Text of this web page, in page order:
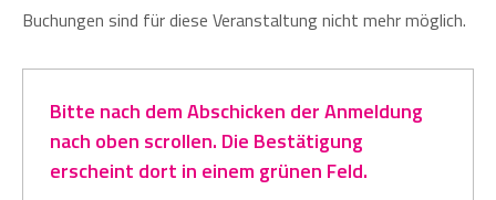
Buchungen sind für diese Veranstaltung nicht mehr möglich.
Bitte nach dem Abschicken der Anmeldung
nach oben scrollen. Die Bestätigung
erscheint dort in einem grünen Feld.